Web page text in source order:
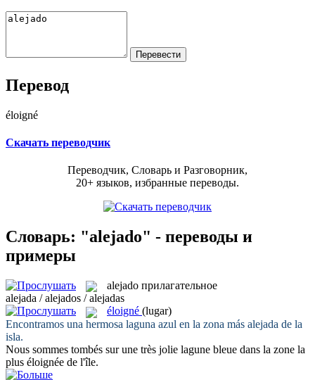
Перевод
éloigné
Скачать переводчик
Переводчик, Словарь и Разговорник,
20+ языков, избранные переводы.
Словарь: "alejado" - переводы и
примеры
alejado прилагательное
alejada / alejados / alejadas
éloigné (lugar)
Encontramos una hermosa laguna azul en la zona más alejada de la
isla.
Nous sommes tombés sur une très jolie lagune bleue dans la zone la
plus éloignée de l'île.